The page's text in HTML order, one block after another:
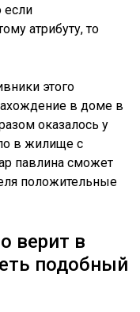
если
атрибуту, то
этого
в доме в
оказалось у
в жилище с
павлина сможет
положительные
верит в
подобный